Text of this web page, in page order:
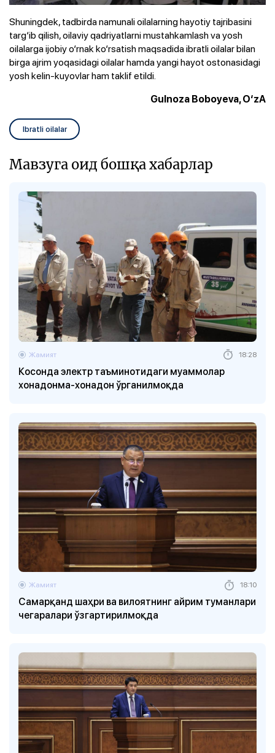
Shuningdek, tadbirda namunali oilalarning hayotiy tajribasini
targ‘ib qilish, oilaviy qadriyatlarni mustahkamlash va yosh
oilalarga ijobiy o‘rnak ko‘rsatish maqsadida ibratli oilalar bilan
birga ajrim yoqasidagi oilalar hamda yangi hayot ostonasidagi
yosh kelin-kuyovlar ham taklif etildi.
Gulnoza Boboyeva, O‘zA
Ibratli oilalar
Мавзуга оид бошқа хабарлар
Косонда электр таъминотидаги муаммолар
хонадонма-хонадон ўрганилмоқда
Жамият 18:28
Самарқанд шаҳри ва вилоятнинг айрим туманлари
чегаралари ўзгартирилмоқда
Жамият 18:10